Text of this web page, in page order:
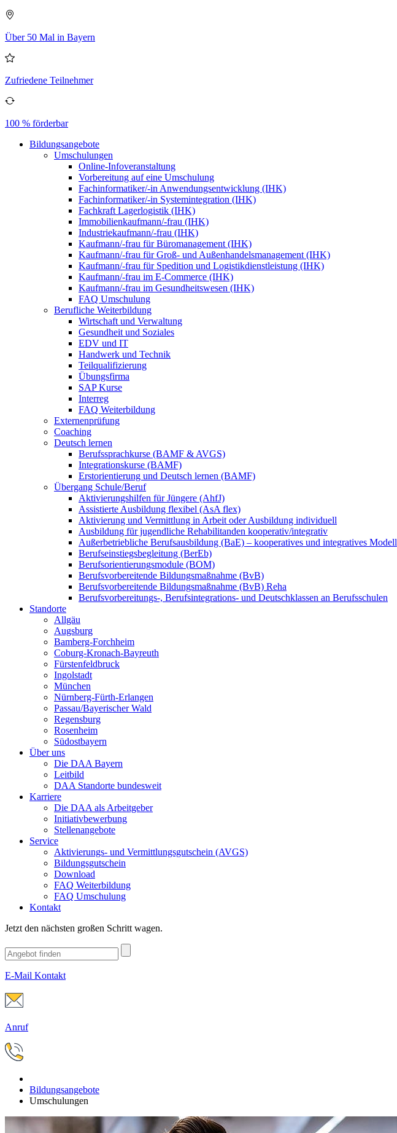
Über 50 Mal in Bayern
Zufriedene Teilnehmer
100 % förderbar
Bildungsangebote
Umschulungen
Online-Infoveranstaltung
Vorbereitung auf eine Umschulung
Fachinformatiker/-in Anwendungsentwicklung (IHK)
Fachinformatiker/-in Systemintegration (IHK)
Fachkraft Lagerlogistik (IHK)
Immobilienkaufmann/-frau (IHK)
Industriekaufmann/-frau (IHK)
Kaufmann/-frau für Büromanagement (IHK)
Kaufmann/-frau für Groß- und Außenhandelsmanagement (IHK)
Kaufmann/-frau für Spedition und Logistikdienstleistung (IHK)
Kaufmann/-frau im E-Commerce (IHK)
Kaufmann/-frau im Gesundheitswesen (IHK)
FAQ Umschulung
Berufliche Weiterbildung
Wirtschaft und Verwaltung
Gesundheit und Soziales
EDV und IT
Handwerk und Technik
Teilqualifizierung
Übungsfirma
SAP Kurse
Interreg
FAQ Weiterbildung
Externenprüfung
Coaching
Deutsch lernen
Berufssprachkurse (BAMF & AVGS)
Integrationskurse (BAMF)
Erstorientierung und Deutsch lernen (BAMF)
Übergang Schule/Beruf
Aktivierungshilfen für Jüngere (AhfJ)
Assistierte Ausbildung flexibel (AsA flex)
Aktivierung und Vermittlung in Arbeit oder Ausbildung individuell
Ausbildung für jugendliche Rehabilitanden kooperativ/integrativ
Außerbetriebliche Berufsausbildung (BaE) – kooperatives und integratives Modell
Berufseinstiegsbegleitung (BerEb)
Berufsorientierungsmodule (BOM)
Berufsvorbereitende Bildungsmaßnahme (BvB)
Berufsvorbereitende Bildungsmaßnahme (BvB) Reha
Berufsvorbereitungs-, Berufsintegrations- und Deutschklassen an Berufsschulen
Standorte
Allgäu
Augsburg
Bamberg-Forchheim
Coburg-Kronach-Bayreuth
Fürstenfeldbruck
Ingolstadt
München
Nürnberg-Fürth-Erlangen
Passau/Bayerischer Wald
Regensburg
Rosenheim
Südostbayern
Über uns
Die DAA Bayern
Leitbild
DAA Standorte bundesweit
Karriere
Die DAA als Arbeitgeber
Initiativbewerbung
Stellenangebote
Service
Aktivierungs- und Vermittlungsgutschein (AVGS)
Bildungsgutschein
Download
FAQ Weiterbildung
FAQ Umschulung
Kontakt
Jetzt den nächsten großen Schritt wagen.
E-Mail Kontakt
Anruf
Bildungsangebote
Umschulungen